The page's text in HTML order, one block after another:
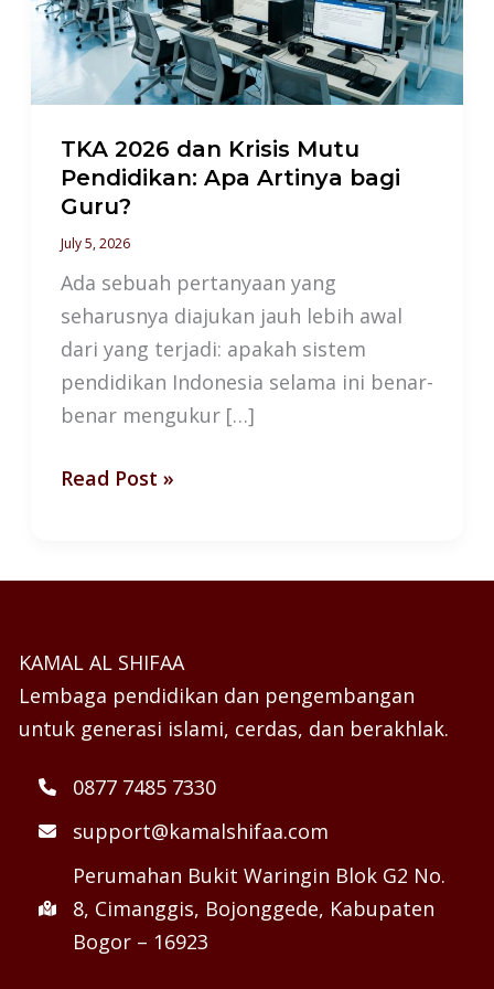
TKA 2026 dan Krisis Mutu
Pendidikan: Apa Artinya bagi
Guru?
July 5, 2026
Ada sebuah pertanyaan yang
seharusnya diajukan jauh lebih awal
dari yang terjadi: apakah sistem
pendidikan Indonesia selama ini benar-
benar mengukur […]
Mutu
Pendidikan:
Artinya
bagi
Guru?
Read Post »
KAMAL AL SHIFAA
Lembaga pendidikan dan pengembangan
untuk generasi islami, cerdas, dan berakhlak.
0877 7485 7330
support@kamalshifaa.com
Perumahan Bukit Waringin Blok G2 No.
8, Cimanggis, Bojonggede, Kabupaten
Bogor – 16923